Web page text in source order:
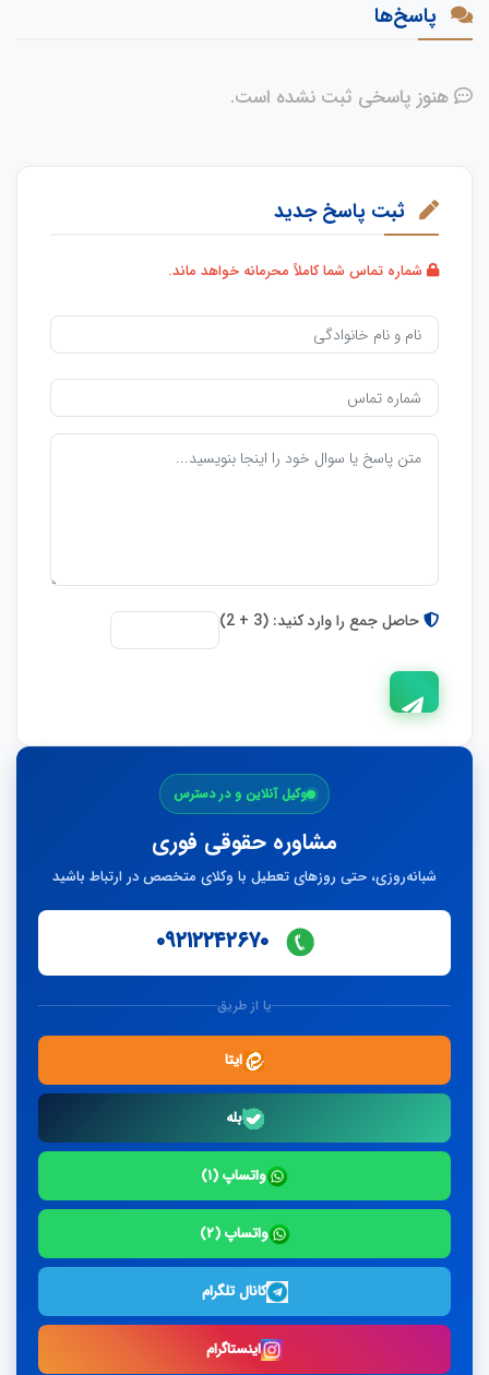
پاسخ‌ها
هنوز پاسخی ثبت نشده است.
ثبت پاسخ جدید
شماره تماس شما کاملاً محرمانه خواهد ماند.
حاصل جمع را وارد کنید: (3 + 2)
وکیل آنلاین و در دسترس
مشاوره حقوقی فوری
شبانه‌روزی، حتی روزهای تعطیل با وکلای متخصص در ارتباط باشید
۰۹۲۱۲۲۴۲۶۷۰
یا از طریق
ایتا
بله
واتساپ (۱)
واتساپ (۲)
کانال تلگرام
اینستاگرام